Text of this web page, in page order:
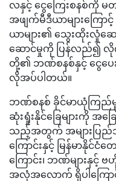
လနှင့် ငွေကြေးစနစ်ကို
အဖျက်မီဒီယာများကြော
ယာများ၏ သွေးထိုးလှုံဆ
ဆောင်မှုကို ပြန်လည်၍ လို
တို့၏ ဘဏ်စနစ်နှင့် ငွေပေ
လိုအပ်ပါတယ်။
ဘဏ်စနစ် ခိုင်မာယုံကြည်
ဆုံးရှုံးနိုင်ခြေများကို အခြ
သည့်အတွက် အများပြည်သူ
ကြောင်းနှင့် မြန်မာနို
ကြောင်း၊ ဘဏ်များနှ
အလုံအလောက် ရှိပါကြော